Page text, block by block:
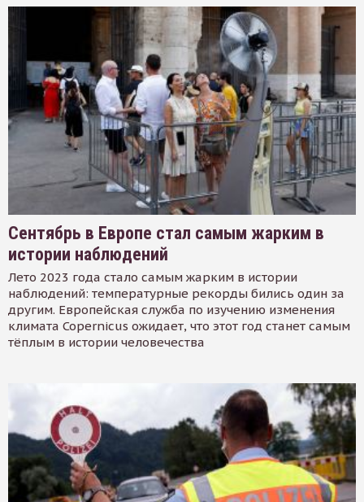
Сентябрь в Европе стал самым жарким в
истории наблюдений
Лето 2023 года стало самым жарким в истории
наблюдений: температурные рекорды бились один за
другим. Европейская служба по изучению изменения
климата Copernicus ожидает, что этот год станет самым
тёплым в истории человечества